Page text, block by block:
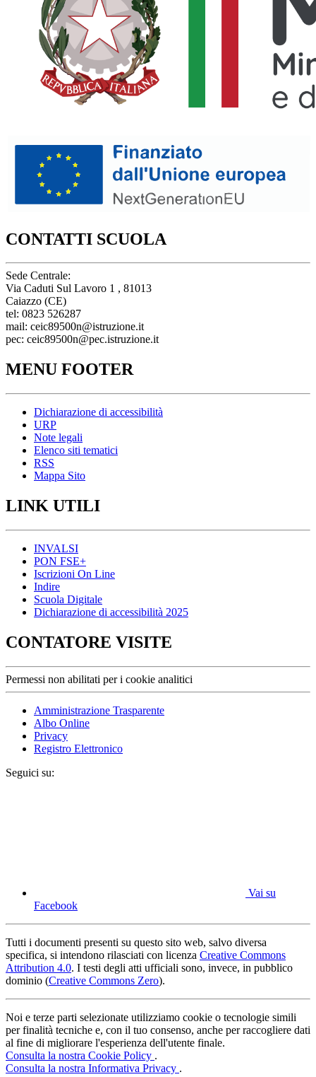
CONTATTI SCUOLA
Sede Centrale:
Via Caduti Sul Lavoro 1 , 81013
Caiazzo (CE)
tel: 0823 526287
mail: ceic89500n@istruzione.it
pec: ceic89500n@pec.istruzione.it
MENU FOOTER
Dichiarazione di accessibilità
URP
Note legali
Elenco siti tematici
RSS
Mappa Sito
LINK UTILI
INVALSI
PON FSE+
Iscrizioni On Line
Indire
Scuola Digitale
Dichiarazione di accessibilità 2025
CONTATORE VISITE
Permessi non abilitati per i cookie analitici
Amministrazione Trasparente
Albo Online
Privacy
Registro Elettronico
Seguici su:
Vai su
Facebook
Tutti i documenti presenti su questo sito web, salvo diversa
specifica, si intendono rilasciati con licenza Creative Commons
Attribution 4.0. I testi degli atti ufficiali sono, invece, in pubblico
dominio (Creative Commons Zero).
Noi e terze parti selezionate utilizziamo cookie o tecnologie simili
per finalità tecniche e, con il tuo consenso, anche per raccogliere dati
al fine di migliorare l'esperienza dell'utente finale.
Consulta la nostra Cookie Policy .
Consulta la nostra Informativa Privacy .